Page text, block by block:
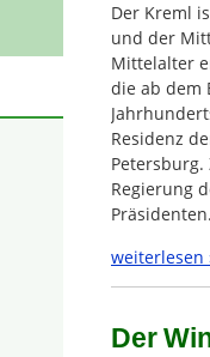
Der Kreml
und der
Mittelalter
die ab dem
Residenz
Regierung
Präsidenten.
weiterlesen
Der